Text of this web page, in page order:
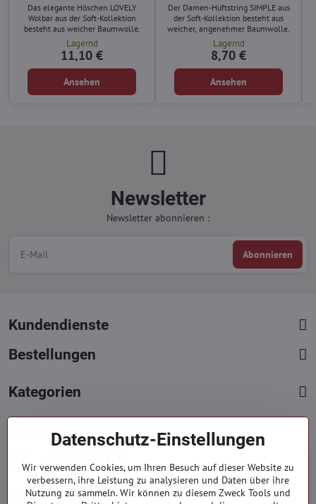
Das elegante Höschen LOVELY
Wolbar aus der Soft-Kollektion
besteht aus weicher Baumwolle.
Lagernd
11,10 €
Ansehen
Der Damen-Hüftstring SIMPLE aus
der Soft-Kollektion besteht aus
weicher, angenehmer Baumwolle.
Lagernd
8,70 €
Ansehen
Newsletter
Newsletter abonnieren :
Abonnieren
Kundendienste
Bestellungen
Kategorien
Kontakte
Mont. - Freit. : 09:00 - 15:00 hod.
info​@everlady​.eu
Datenschutz-Einstellungen
Wir verwenden Cookies, um Ihren Besuch auf dieser Website zu
verbessern, ihre Leistung zu analysieren und Daten über ihre
Nutzung zu sammeln. Wir können zu diesem Zweck Tools und